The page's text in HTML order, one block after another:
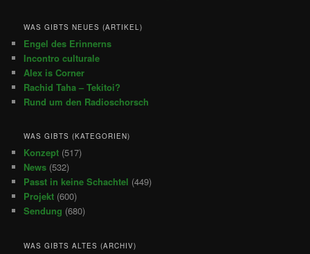
WAS GIBTS NEUES (ARTIKEL)
Engel des Erinnerns
Incontro culturale
Alex is Corner
Rachid Taha – Tekitoi?
Rund um den Radioschorsch
WAS GIBTS (KATEGORIEN)
Konzept (517)
News (532)
Passt in keine Schachtel (449)
Projekt (600)
Sendung (680)
WAS GIBTS ALTES (ARCHIV)